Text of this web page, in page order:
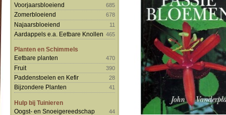
Voorjaarsbloeiend
685
Zomerbloeiend 678
Najaarsbloeiend 11
Aardappels e.a. Eetbare Knollen 465
Planten en Schimmels
Eetbare planten
470
Fruit 390
Paddenstoelen en Kefir 28
Bijzondere Planten 41
Hulp bij Tuinieren
Oogst- en Snoeigereedschap
44